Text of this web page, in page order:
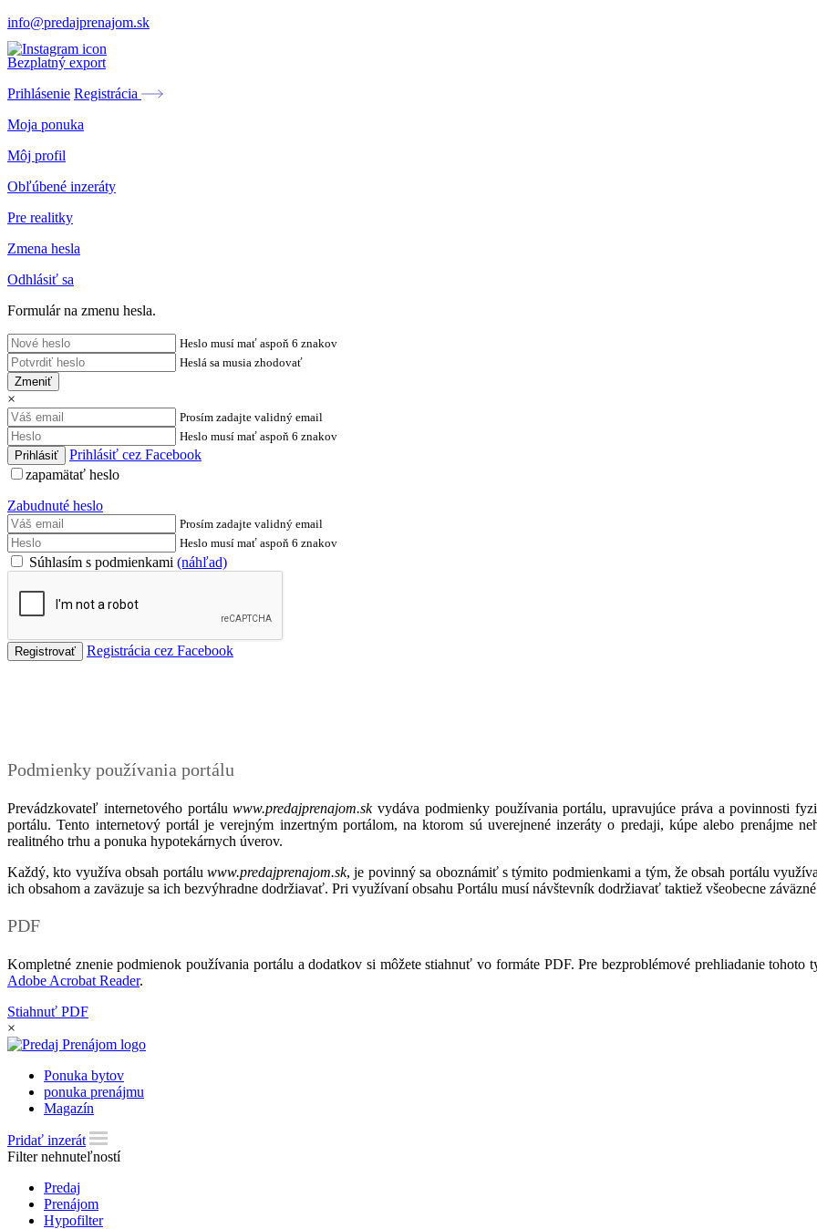
info@predajprenajom.sk
Bezplatný export
Prihlásenie Registrácia
Moja ponuka
Môj profil
Obľúbené inzeráty
Pre realitky
Zmena hesla
Odhlásiť sa
Formulár na zmenu hesla.
Heslo musí mať aspoň 6 znakov
Heslá sa musia zhodovať
Zmeniť
×
Prosím zadajte validný email
Heslo musí mať aspoň 6 znakov
Prihlásiť cez Facebook
zapamätať heslo
Zabudnuté heslo
Prosím zadajte validný email
Heslo musí mať aspoň 6 znakov
Súhlasím s podmienkami (náhľad)
Registrácia cez Facebook
Podmienky používania portálu
Prevádzkovateľ internetového portáluwww.predajprenajom.skvydáva podmienky používania portálu, upravujúce práva a povinnosti
portálu. Tento internetový portál je verejným inzertným portálom, na ktorom sú uverejnené inzeráty o predaji, kúpe alebo prenájme
realitného trhu a ponuka hypotekárnych úverov.
Každý, kto využíva obsah portálu www.predajprenajom.sk, je povinný sa oboznámiť s týmito podmienkami a tým, že obsah portálu
ich obsahom a zaväzuje sa ich bezvýhradne dodržiavať. Pri využívaní obsahu Portálu musí návštevník dodržiavať taktiež všeobecne
PDF
Kompletné znenie podmienok používania portálu a dodatkov si môžete stiahnuť vo formáte PDF. Pre bezproblémové prehliadanie
Adobe Acrobat Reader.
Stiahnuť PDF
×
Ponuka bytov
ponuka prenájmu
Magazín
Pridať inzerát
Filter nehnuteľností
Predaj
Prenájom
Hypofilter